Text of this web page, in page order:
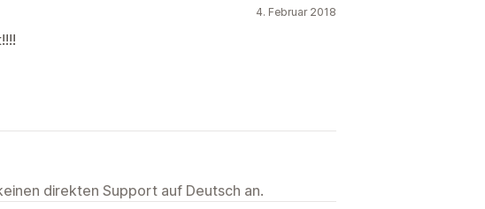
4. Februar 2018
direkten Support auf Deutsch an.